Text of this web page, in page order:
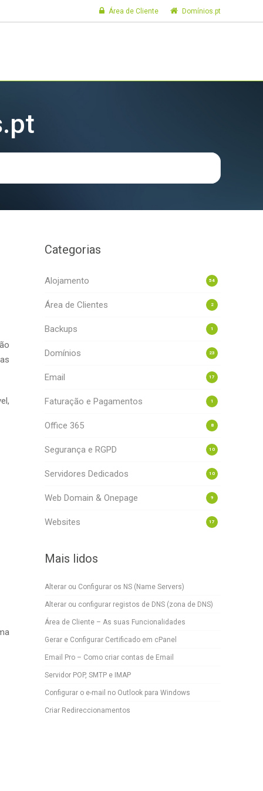
Domínios.pt
Área de Cliente
Categorias
54
Alojamento
2
Área de Clientes
1
Backups
23
Domínios
17
Email
1
Faturação e Pagamentos
8
Office 365
10
Segurança e RGPD
10
Servidores Dedicados
9
Web Domain & Onepage
17
Websites
Mais lidos
Alterar ou Configurar os NS (Name Servers)
Alterar ou configurar registos de DNS (zona de DNS)
Área de Cliente – As suas Funcionalidades
Gerar e Configurar Certificado em cPanel
Email Pro – Como criar contas de Email
Servidor POP, SMTP e IMAP
Configurar o e-mail no Outlook para Windows
Criar Redireccionamentos